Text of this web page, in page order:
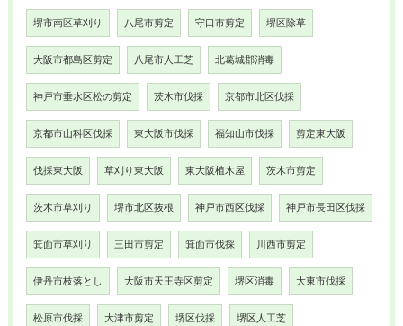
堺市南区草刈り 八尾市剪定 守口市剪定 堺区除草
大阪市都島区剪定 八尾市人工芝 北葛城郡消毒
神戸市垂水区松の剪定 茨木市伐採 京都市北区伐採
京都市山科区伐採 東大阪市伐採 福知山市伐採 剪定東大阪
伐採東大阪 草刈り東大阪 東大阪植木屋 茨木市剪定
茨木市草刈り 堺市北区抜根 神戸市西区伐採 神戸市長田区伐採
箕面市草刈り 三田市剪定 箕面市伐採 川西市剪定
伊丹市枝落とし 大阪市天王寺区剪定 堺区消毒 大東市伐採
松原市伐採 大津市剪定 堺区伐採 堺区人工芝